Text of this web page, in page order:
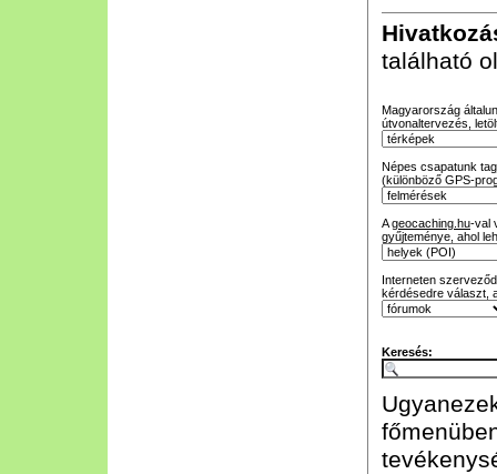
található
Magyarország
útvonaltervezés,
Népes csapatunk
(különböző GPS-
Ageocaching.hu-val
gyűjteménye, ahol
Interneten
kérdésedre választ,
Keresés: